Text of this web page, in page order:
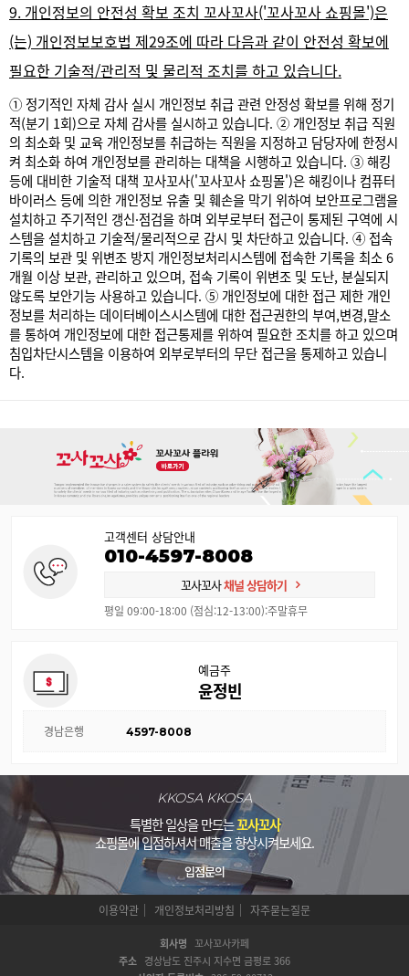
9. 개인정보의 안전성 확보 조치 꼬사꼬사('꼬사꼬사 쇼핑몰')은
(는) 개인정보보호법 제29조에 따라 다음과 같이 안전성 확보에
필요한 기술적/관리적 및 물리적 조치를 하고 있습니다.
① 정기적인 자체 감사 실시 개인정보 취급 관련 안정성 확보를 위해 정기
적(분기 1회)으로 자체 감사를 실시하고 있습니다. ② 개인정보 취급 직원
의 최소화 및 교육 개인정보를 취급하는 직원을 지정하고 담당자에 한정시
켜 최소화 하여 개인정보를 관리하는 대책을 시행하고 있습니다. ③ 해킹
등에 대비한 기술적 대책 꼬사꼬사('꼬사꼬사 쇼핑몰')은 해킹이나 컴퓨터
바이러스 등에 의한 개인정보 유출 및 훼손을 막기 위하여 보안프로그램을
설치하고 주기적인 갱신·점검을 하며 외부로부터 접근이 통제된 구역에 시
스템을 설치하고 기술적/물리적으로 감시 및 차단하고 있습니다. ④ 접속
기록의 보관 및 위변조 방지 개인정보처리시스템에 접속한 기록을 최소 6
개월 이상 보관, 관리하고 있으며, 접속 기록이 위변조 및 도난, 분실되지
않도록 보안기능 사용하고 있습니다. ⑤ 개인정보에 대한 접근 제한 개인
정보를 처리하는 데이터베이스시스템에 대한 접근권한의 부여,변경,말소
를 통하여 개인정보에 대한 접근통제를 위하여 필요한 조치를 하고 있으며
침입차단시스템을 이용하여 외부로부터의 무단 접근을 통제하고 있습니
다.
고객센터 상담안내
010-4597-8008
꼬사꼬사채널 상담하기
평일 09:00-18:00 (점심:12-13:00):주말휴무
예금주
윤정빈
경남은행 4597-8008
KKOSA KKOSA
특별한 일상을 만드는꼬사꼬사
쇼핑몰에 입점하셔서 매출을 향상시켜보세요.
입점문의
이용약관 개인정보처리방침 자주묻는질문
회사명 꼬사꼬사카페
주소 경상남도 진주시 지수면 금평로 366